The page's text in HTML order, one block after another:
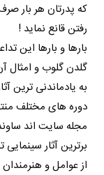
که پدرتان هر بار
رفتن قانع نماید !
بارها و بارها این
گلدن گلوب و امثال
به یادماندنی ترین
دوره های مختلف
مجله سایت اند
برترین آثار
از عوامل و